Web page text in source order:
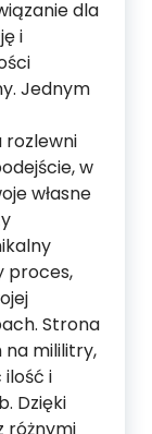
dla
i
Jednym
rozlewni
w
własne
proces,
Strona
na mililitry,
i
Dzięki
różnymi